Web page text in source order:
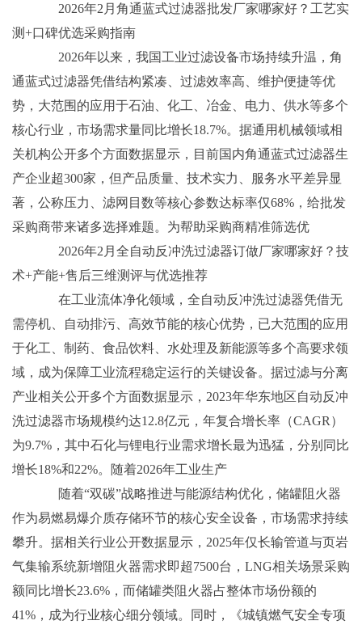
2026年2月角通蓝式过滤器批发厂家哪家好？工艺实
测+口碑优选采购指南
2026年以来，我国工业过滤设备市场持续升温，角
通蓝式过滤器凭借结构紧凑、过滤效率高、维护便捷等优
势，大范围的应用于石油、化工、冶金、电力、供水等多个
核心行业，市场需求量同比增长18.7%。据通用机械领域相
关机构公开多个方面数据显示，目前国内角通蓝式过滤器生
产企业超300家，但产品质量、技术实力、服务水平差异显
著，公称压力、滤网目数等核心参数达标率仅68%，给批发
采购商带来诸多选择难题。为帮助采购商精准筛选优
2026年2月全自动反冲洗过滤器订做厂家哪家好？技
术+产能+售后三维测评与优选推荐
在工业流体净化领域，全自动反冲洗过滤器凭借无
需停机、自动排污、高效节能的核心优势，已大范围的应用
于化工、制药、食品饮料、水处理及新能源等多个高要求领
域，成为保障工业流程稳定运行的关键设备。据过滤与分离
产业相关公开多个方面数据显示，2023年华东地区自动反冲
洗过滤器市场规模约达12.8亿元，年复合增长率（CAGR）
为9.7%，其中石化与锂电行业需求增长最为迅猛，分别同比
增长18%和22%。随着2026年工业生产
随着“双碳”战略推进与能源结构优化，储罐阻火器
作为易燃易爆介质存储环节的核心安全设备，市场需求持续
攀升。据相关行业公开数据显示，2025年仅长输管道与页岩
气集输系统新增阻火器需求即超7500台，LNG相关场景采购
额同比增长23.6%，而储罐类阻火器占整体市场份额的
41%，成为行业核心细分领域。同时，《城镇燃气安全专项